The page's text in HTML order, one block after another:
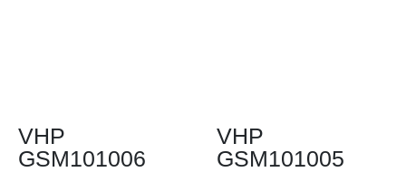
VHP
GSM101006
VHP
GSM101005